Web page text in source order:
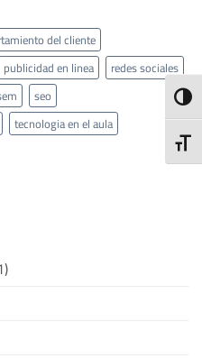
del cliente
publicidad en linea
redes sociales
seo
tecnologia en el aula